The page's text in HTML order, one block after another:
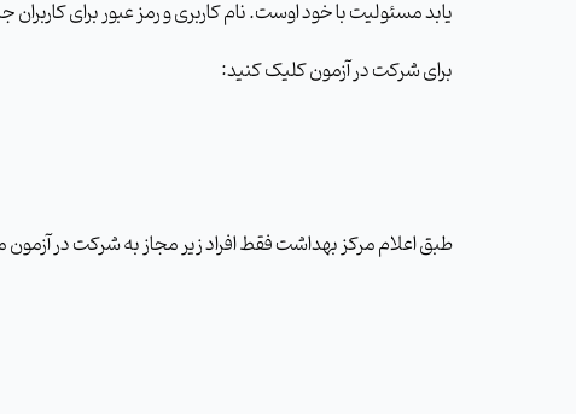
یابد مسئولیت با خود اوست. نام کاربری و رمز عبور برای
برای شرکت در آزمون کلیک کنید:
طبق اعلام مرکز بهداشت فقط افراد زیر مجاز به شرکت در آزمون